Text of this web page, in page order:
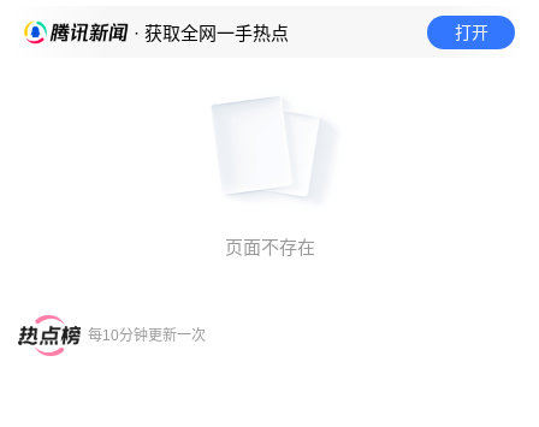
· 获取全网一手热点 打开
页面不存在
每10分钟更新一次